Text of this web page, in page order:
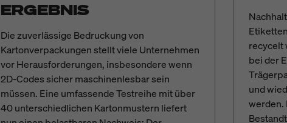
ERGEBNIS
Die zuverlässige Bedruckung von
Kartonverpackungen stellt viele Unternehmen
vor Herausforderungen, insbesondere wenn
2D-Codes sicher maschinenlesbar sein
müssen. Eine umfassende Testreihe mit über
40 unterschiedlichen Kartonmustern liefert
recycelt
bei der
und
werden.